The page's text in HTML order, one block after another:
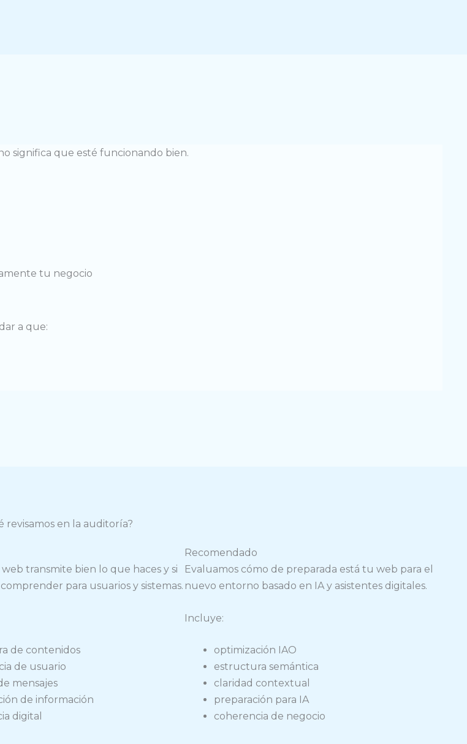
significa que esté funcionando bien.
tu negocio
a que:
revisamos en la auditoría?
web transmite bien lo que haces y si
para usuarios y sistemas.
de contenidos
de usuario
mensajes
de información
digital
Recomendado
Evaluamos cómo de preparada está tu web para el
nuevo entorno basado en IA y asistentes digitales.
Incluye:
optimización IAO
estructura semántica
claridad contextual
preparación para IA
coherencia de negocio